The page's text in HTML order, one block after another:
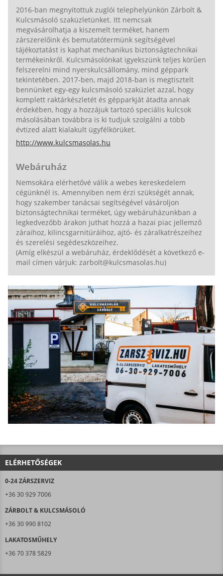
2016-ban megnyitottuk zuglói telephelyünkön Zárbolt &
Kulcsmásoló szaküzletünket. Itt nemcsak
megvásárolhatja a kiszemelt terméket, hanem
zárszerelőink és bemutatótermünk segítségével
tájékoztatást is kaphat mechanikus biztonságtechnikai
termékeinkről. Kulcsmásolónkat igyekszünk teljes körűen
felszerelni mind nyerskulcsállomány, mind géppark
tekintetében. 2017-ben, majd 2018-ban is megtisztelt
bennünket egy-egy kulcsmásoló szaküzlet azzal, hogy
komplett raktárkészletét és gépparkját átadta annak
érdekében, hogy a hozzájuk tartozó speciális kulcsok
másolásában továbbra is ki tudjuk szolgálni a több
évtized alatt kialakult ügyfélkörüket.
http://www.kulcsmasolas.hu
Webáruház
Nemsokára elérhetővé válik a webes kereskedelem
cégünknél is. Amennyiben nem érzi szükségét annak,
hogy szakember tanácsai segítségével vásároljon
biztonságtechnikai terméket, úgy webáruházunkban a
legkedvezőbb árakon juthat hozzá a hazai piac jellemző
záraihoz, kilincsgarnitúráihoz, ajtó- és záralkatrészeihez
és szerelési segédeszközeihez.
(Amíg elkészül a webáruház, érdeklődését a következő e-
mail címen várjuk: zarbolt@kulcsmasolas.hu)
ELÉRHETŐSÉGEK
0-24 ZÁRSZERVIZ
+36 30 929 7006
ZÁRBOLT & KULCSMÁSOLÓ
+36 30 990 8102
LAKATOSMŰHELY
+36 70 378 5829